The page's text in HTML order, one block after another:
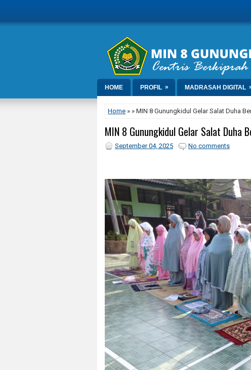
HOME PROFIL » MADRASAH DIGITAL
Home » » MIN 8 Gunungkidul Gelar Salat Duha
MIN 8 Gunungkidul Gelar Salat Duha
September 04, 2025 No comments